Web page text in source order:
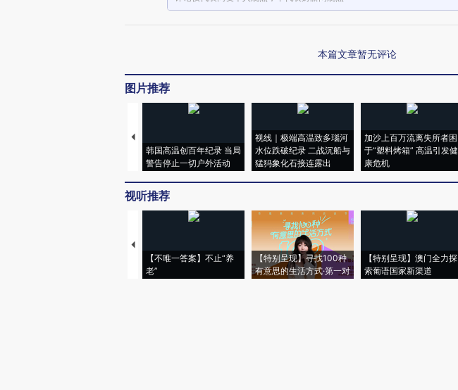
本篇文章暂无评论
图片推荐
韩国高温创百年纪录 当局
警告停止一切户外活动
视线｜极端高温致多瑙河
水位跌破纪录 二战沉船与
猛犸象化石接连露出
加沙上百万流离失所者困
于“塑料烤箱” 高温引发健
康危机
视听推荐
【不唯一答案】不止“养
老”
【特别呈现】寻找100种
有意思的生活方式·第一对
【特别呈现】澳门全力探
索葡语国家新渠道